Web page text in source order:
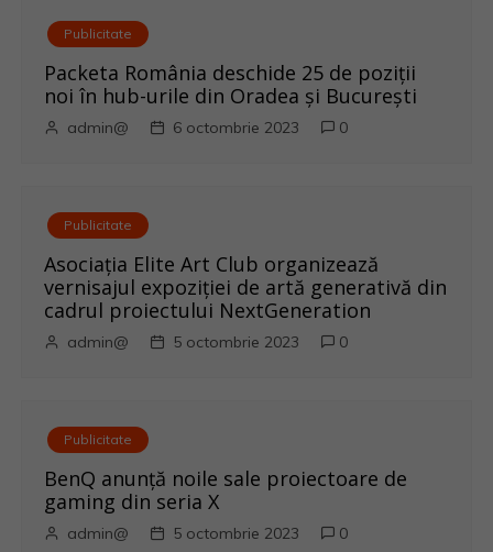
Publicitate
Packeta România deschide 25 de poziții
noi în hub-urile din Oradea și București
admin@ 6 octombrie 2023 0
Publicitate
Asociația Elite Art Club organizează
vernisajul expoziției de artă generativă din
cadrul proiectului NextGeneration
admin@ 5 octombrie 2023 0
Publicitate
BenQ anunţă noile sale proiectoare de
gaming din seria X
admin@ 5 octombrie 2023 0